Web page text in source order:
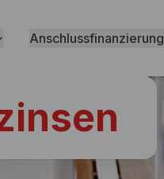
Anschlussfinanzierung